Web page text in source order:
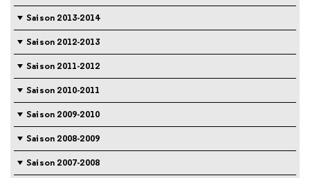
Saison 2013-2014
Saison 2012-2013
Saison 2011-2012
Saison 2010-2011
Saison 2009-2010
Saison 2008-2009
Saison 2007-2008